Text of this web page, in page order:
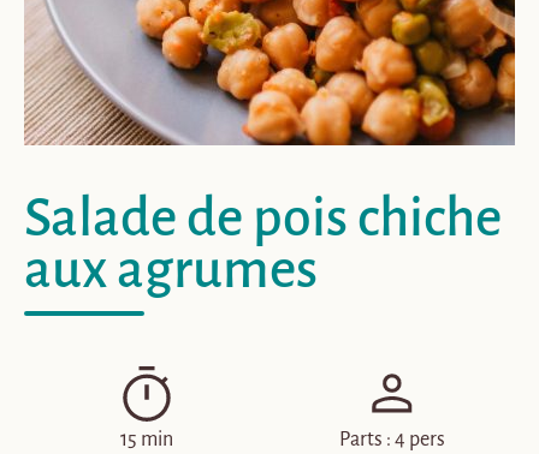
Salade de pois chiche
aux agrumes
15 min Parts : 4 pers